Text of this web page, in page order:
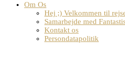
Om Os
Hej ;) Velkommen til
Samarbejde med
Kontakt os
Persondatapolitik